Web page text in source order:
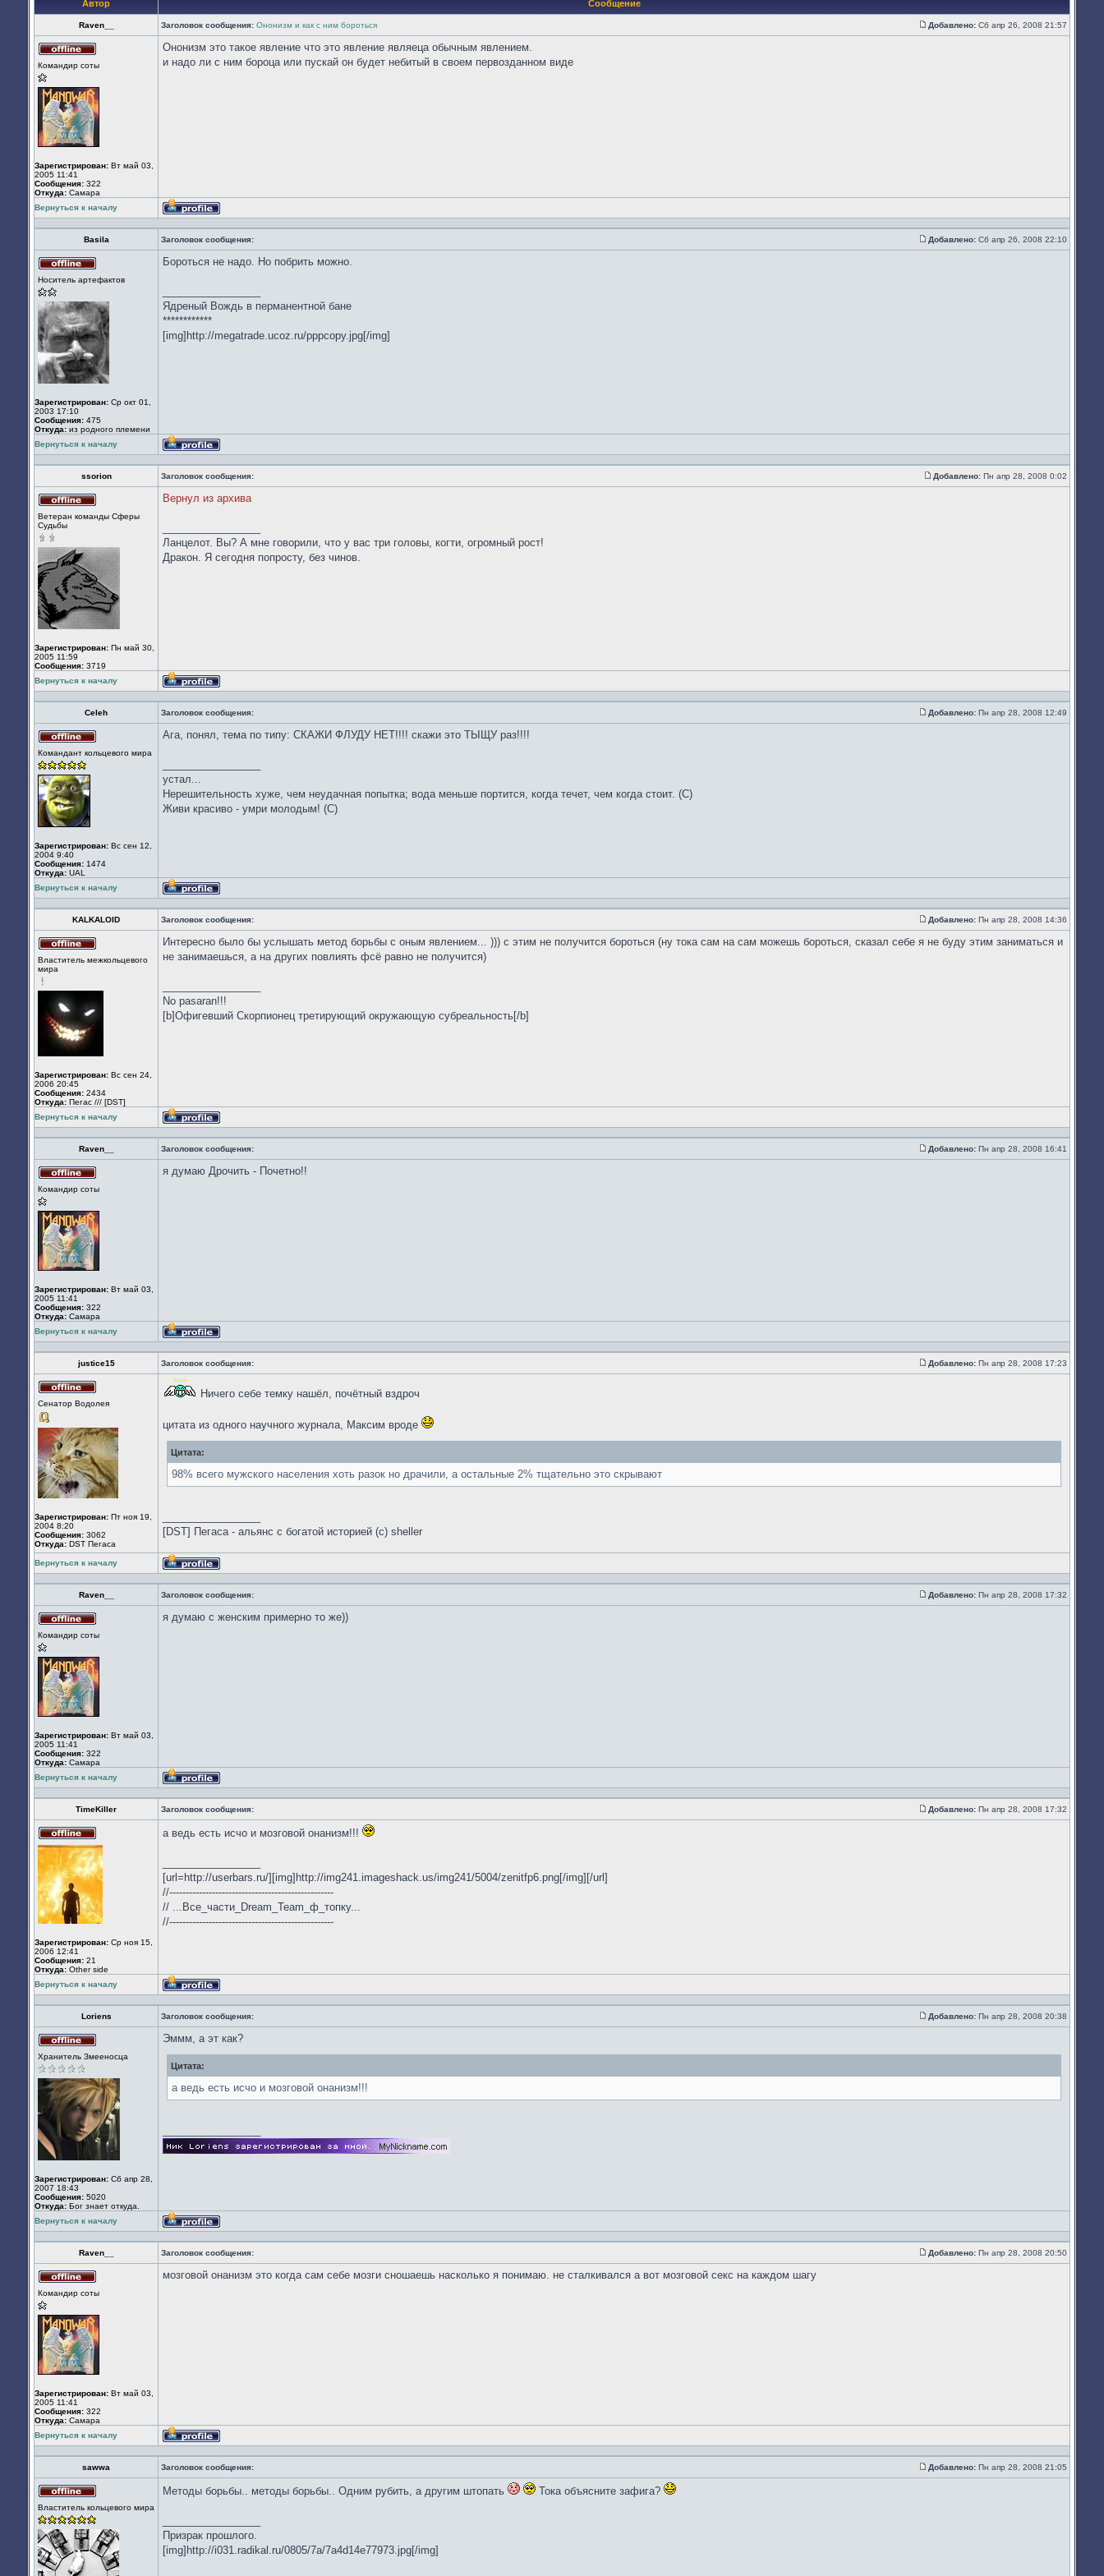
Автор Сообщение
Raven__ Заголовок сообщения: Ононизм и как с ним бороться
Сообщение
Добавлено: Сб апр 26, 2008 21:57
в
Командир соты
Зарегистрирован: Вт май 03,
2005 11:41
Сообщения: 322
Откуда: Cамара
Ононизм это такое явление что это явление являеца обычным явлением.
и надо ли с ним бороца или пускай он будет небитый в своем первозданном виде
Вернуться к началу
Профиль
Basila
Заголовок сообщения:
Сообщение
Добавлено: Сб апр 26, 2008 22:10
в
Носитель артефактов
Зарегистрирован: Ср окт 01,
2003 17:10
Сообщения: 475
Откуда: из родного племени
Бороться не надо. Но побрить можно.
Ядреный Вождь в перманентной бане
************
[img]http://megatrade.ucoz.ru/pppcopy.jpg[/img]
Вернуться к началу
Профиль
ssorion
Заголовок сообщения:
Сообщение
Добавлено: Пн апр 28, 2008 0:02
в
Ветеран команды Сферы
Судьбы
Зарегистрирован: Пн май 30,
2005 11:59
Сообщения: 3719
Вернул из архива
Ланцелот. Вы? А мне говорили, что у вас три головы, когти, огромный рост!
Дракон. Я сегодня попросту, без чинов.
Вернуться к началу
Профиль
Celeh
Заголовок сообщения:
Сообщение
Добавлено: Пн апр 28, 2008 12:49
в
Командант кольцевого мира
Зарегистрирован: Вс сен 12,
2004 9:40
Сообщения: 1474
Откуда: UAL
Ага, понял, тема по типу: СКАЖИ ФЛУДУ НЕТ!!!! скажи это ТЫЩУ раз!!!!
устал...
Нерешительность хуже, чем неудачная попытка; вода меньше портится, когда течет, чем когда стоит. (С)
Живи красиво - умри молодым! (С)
Вернуться к началу
Профиль
KALKALOID
Заголовок сообщения:
Сообщение
Добавлено: Пн апр 28, 2008 14:36
в
Властитель межкольцевого
мира
Зарегистрирован: Вс сен 24,
2006 20:45
Сообщения: 2434
Откуда: Пегас /// [DST]
Интересно было бы услышать метод борьбы с оным явлением... ))) с этим не получится бороться (ну тока сам на сам можешь бороться, сказал себе я не буду этим заниматься и
не занимаешься, а на других повлиять фсё равно не получится)
No pasaran!!!
[b]Офигевший Скорпионец третирующий окружающую субреальность[/b]
Вернуться к началу
Профиль
Raven__
Заголовок сообщения:
Сообщение
Добавлено: Пн апр 28, 2008 16:41
в
Командир соты
Зарегистрирован: Вт май 03,
2005 11:41
Сообщения: 322
Откуда: Cамара
я думаю Дрочить - Почетно!!
Вернуться к началу
Профиль
justice15
Заголовок сообщения:
Сообщение
Добавлено: Пн апр 28, 2008 17:23
в
Сенатор Водолея
Зарегистрирован: Пт ноя 19,
2004 8:20
Сообщения: 3062
Откуда: DST Пегаса
Ничего себе темку нашёл, почётный вздроч
цитата из одного научного журнала, Максим вроде
Цитата:
98% всего мужского населения хоть разок но драчили, а остальные 2% тщательно это скрывают
[DST] Пегаса - альянс с богатой историей (c) sheller
Вернуться к началу
Профиль
Raven__
Заголовок сообщения:
Сообщение
Добавлено: Пн апр 28, 2008 17:32
в
Командир соты
Зарегистрирован: Вт май 03,
2005 11:41
Сообщения: 322
Откуда: Cамара
я думаю с женским примерно то же))
Вернуться к началу
Профиль
TimeKiller
Заголовок сообщения:
Сообщение
Добавлено: Пн апр 28, 2008 17:32
Не
в
сети
Зарегистрирован: Ср ноя 15,
2006 12:41
Сообщения: 21
Откуда: Other side
а ведь есть исчо и мозговой онанизм!!!
[url=http://userbars.ru/][img]http://img241.imageshack.us/img241/5004/zenitfp6.png[/img][/url]
//--------------------------------------------------
// ...Все_части_Dream_Team_ф_топку...
//--------------------------------------------------
Вернуться к началу
Профиль
Loriens
Заголовок сообщения:
Сообщение
Добавлено: Пн апр 28, 2008 20:38
в
Хранитель Змееносца
Зарегистрирован: Сб апр 28,
2007 18:43
Сообщения: 5020
Откуда: Бог знает откуда.
Эммм, а эт как?
Цитата:
а ведь есть исчо и мозговой онанизм!!!
Вернуться к началу
Профиль
Raven__
Заголовок сообщения:
Сообщение
Добавлено: Пн апр 28, 2008 20:50
в
Командир соты
Зарегистрирован: Вт май 03,
2005 11:41
Сообщения: 322
Откуда: Cамара
мозговой онанизм это когда сам себе мозги сношаешь насколько я понимаю. не сталкивался а вот мозговой секс на каждом шагу
Вернуться к началу
Профиль
sawwa
Заголовок сообщения:
Сообщение
Добавлено: Пн апр 28, 2008 21:05
в
Властитель кольцевого мира
Методы борьбы.. методы борьбы.. Одним рубить, а другим штопать Тока объясните зафига?
Призрак прошлого.
[img]http://i031.radikal.ru/0805/7a/7a4d14e77973.jpg[/img]